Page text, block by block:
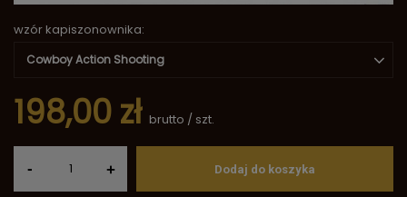
wzór kapiszonownika
Cowboy Action Shooting
198,00 zł brutto / szt.
- + Dodaj do koszyka